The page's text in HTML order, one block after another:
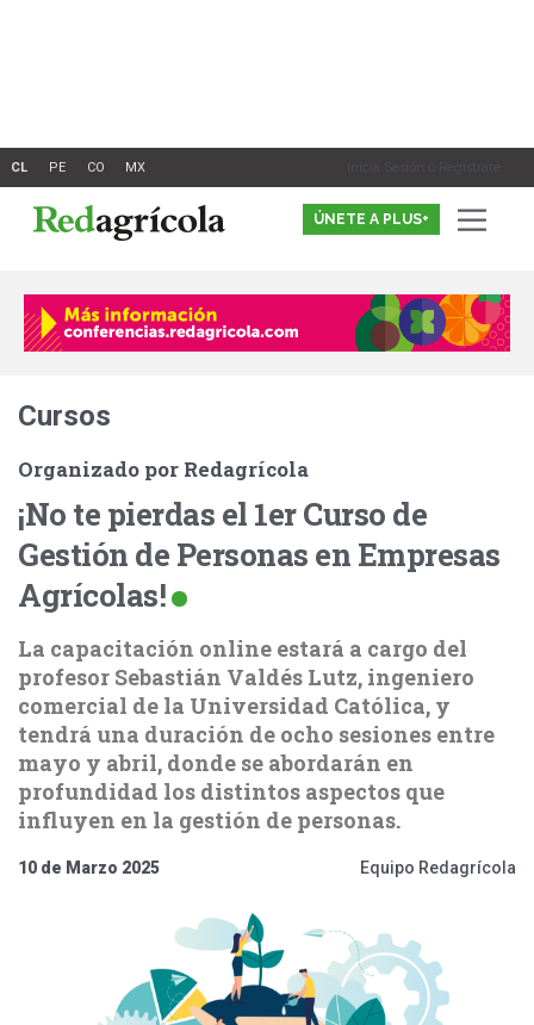
Inicia Sesión o Registrate
ÚNETE A PLUS+
Cursos
Organizado por Redagrícola
¡No te pierdas el 1er Curso de
Gestión de Personas en Empresas
Agrícolas!
La capacitación online estará a cargo del
profesor Sebastián Valdés Lutz, ingeniero
comercial de la Universidad Católica, y
tendrá una duración de ocho sesiones entre
mayo y abril, donde se abordarán en
profundidad los distintos aspectos que
influyen en la gestión de personas.
10 de Marzo 2025 Equipo Redagrícola